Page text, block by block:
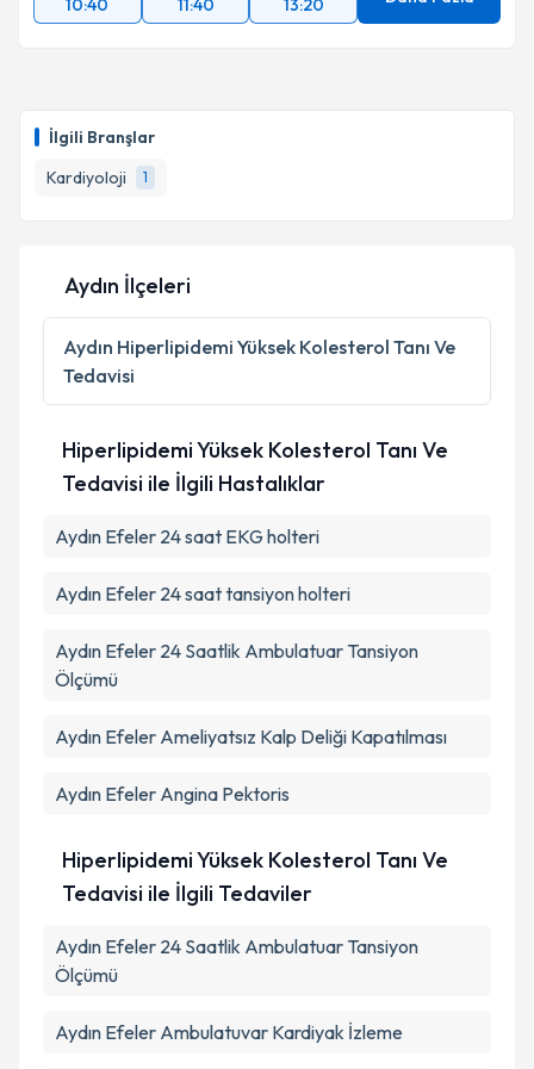
İlgili Branşlar
Kardiyoloji
1
10:40 11:40 13:20
Aydın İlçeleri
Aydın Hiperlipidemi Yüksek Kolesterol Tanı Ve
Tedavisi
Hiperlipidemi Yüksek Kolesterol Tanı Ve
Tedavisi ile İlgili Hastalıklar
Aydın Efeler 24 saat EKG holteri
Aydın Efeler 24 saat tansiyon holteri
Aydın Efeler 24 Saatlik Ambulatuar Tansiyon
Ölçümü
Aydın Efeler Ameliyatsız Kalp Deliği Kapatılması
Aydın Efeler Angina Pektoris
Hiperlipidemi Yüksek Kolesterol Tanı Ve
Tedavisi ile İlgili Tedaviler
Aydın Efeler 24 Saatlik Ambulatuar Tansiyon
Ölçümü
Aydın Efeler Ambulatuvar Kardiyak İzleme